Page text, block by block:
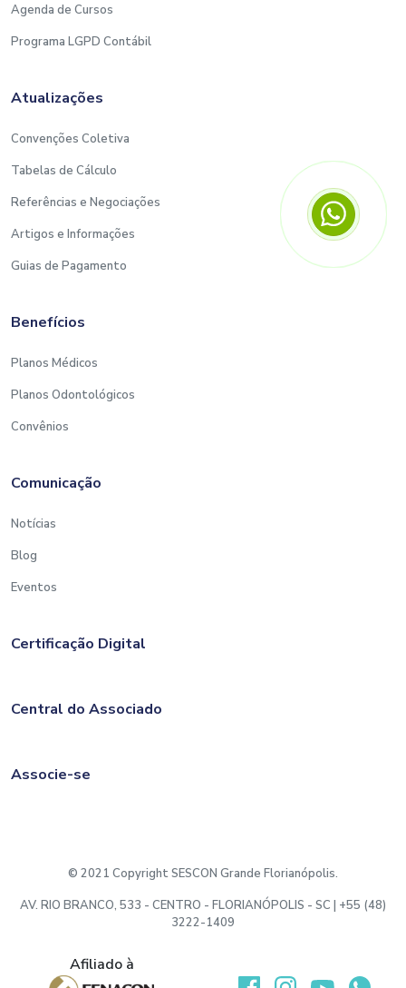
Agenda de Cursos
Programa LGPD Contábil
Atualizações
Convenções Coletiva
Tabelas de Cálculo
Referências e Negociações
Artigos e Informações
Guias de Pagamento
Benefícios
Planos Médicos
Planos Odontológicos
Convênios
Comunicação
Notícias
Blog
Eventos
Certificação Digital
Central do Associado
Associe-se
© 2021 Copyright SESCON Grande Florianópolis.
AV. RIO BRANCO, 533 - CENTRO - FLORIANÓPOLIS - SC | +55 (48)
3222-1409
Afiliado à